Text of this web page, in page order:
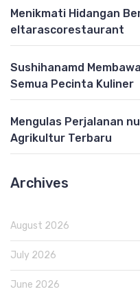
Menikmati Hidangan
eltarascorestaurant
Sushihanamd
Semua Pecinta Kuliner
Mengulas Perjalanan
Agrikultur Terbaru
Archives
August 2026
July 2026
June 2026